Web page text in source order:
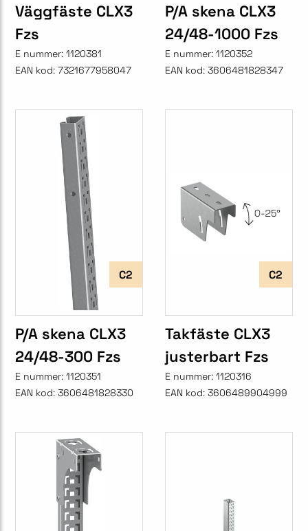
Väggfäste CLX3
Fzs
E nummer: 1120381
EAN kod: 7321677958047
P/A skena CLX3
24/48-1000 Fzs
E nummer: 1120352
EAN kod: 3606481828347
C2
P/A skena CLX3
24/48-300 Fzs
E nummer: 1120351
EAN kod: 3606481828330
C2
Takfäste CLX3
justerbart Fzs
E nummer: 1120316
EAN kod: 3606489904999